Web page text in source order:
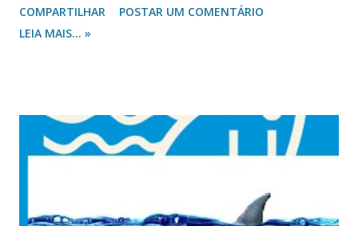
como senhora. Ela, num lance de indignação, respondeu:
“Você está me achando velha?” Respondi calmamente: “Não,
que é usado aos ministros do Evangelho, mas pouco
compreendido, é o pronome de tratamento “reverendo”. Se
já presenciei pastor presbiteriano com tal lance de
indignação. Certa vez, cumprimentei um ministro com
COMPARTILHAR
POSTAR UM COMENTÁRIO
LEIA MAIS... »